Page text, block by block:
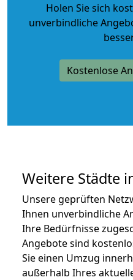
Holen Sie sich
unverbindliche
Kostenlose
Weitere Städte
Unsere geprüften
Ihnen unverbindliche
Ihre Bedürfnisse
Angebote sind
Sie einen Umzug
außerhalb Ihres